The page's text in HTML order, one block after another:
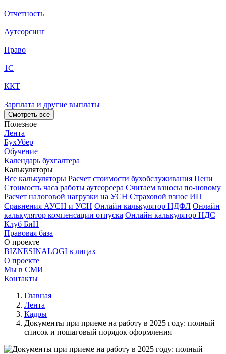
Отчетность
Аутсорсинг
Право
1С
ККТ
Зарплата и другие выплаты
Смотреть все
Полезное
Лента
БухУбер
Обучение
Календарь бухгалтера
Калькуляторы
Все калькуляторы Расчет стоимости бухобслуживания Пени
Стоимость часа работы аутсорсера Считаем взносы по-новому
Расчет налоговой нагрузки на УСН Страховой взнос ИП
Сравнения АУСН и УСН Онлайн калькулятор НДФЛ Онлайн
калькулятор компенсации отпуска Онлайн калькулятор НДС
Клуб БиН
Правовая база
О проекте
BIZNESINALOGI в лицах
О проекте
Мы в СМИ
Контакты
Главная
Лента
Кадры
Документы при приеме на работу в 2025 году: полный
список и пошаговый порядок оформления